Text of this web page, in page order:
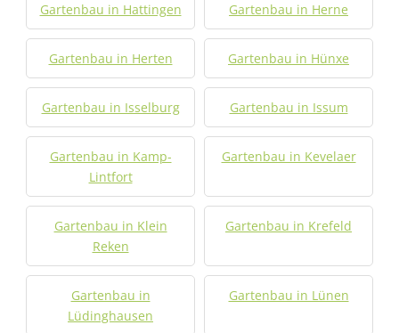
Gartenbau in Hattingen Gartenbau in Herne
Gartenbau in Herten Gartenbau in Hünxe
Gartenbau in Isselburg Gartenbau in Issum
Gartenbau in Kamp-
Lintfort
Gartenbau in Kevelaer
Gartenbau in Klein
Reken
Gartenbau in Krefeld
Gartenbau in
Lüdinghausen
Gartenbau in Lünen